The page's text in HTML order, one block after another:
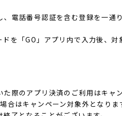
電話番号認証を含む登録を一通
を「GO」アプリ内で入力後、対
際のアプリ決済のご利用はキャ
合はキャンペーン対象外となりま